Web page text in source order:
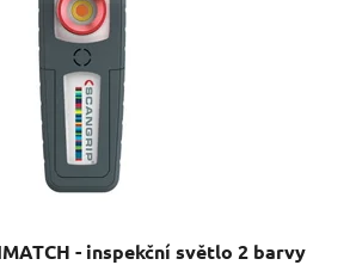
- inspekční světlo 2 barvy